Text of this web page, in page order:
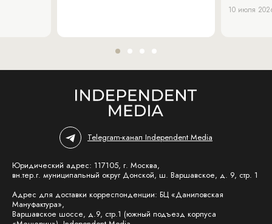
10 июля
Telegram-канал Independent Media
Юридический адрес: 117105, г. Москва,
вн.тер.г. муниципальный округ Донской, ш. Варшавское, д. 9, стр. 1
Адрес для доставки корреспонденции: БЦ «Даниловская
Мануфактура»,
Варшавское шоссе, д.9, стр.1 (южный подъезд корпуса